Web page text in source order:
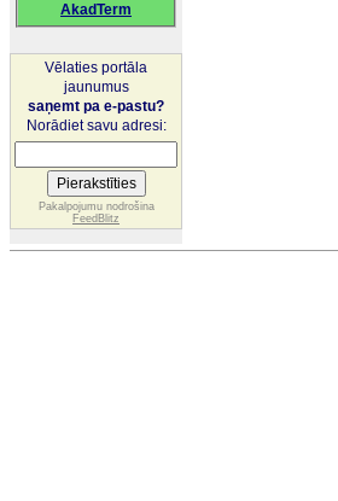
AkadTerm
Vēlaties portāla
jaunumus
saņemt pa e-pastu?
Norādiet savu adresi:
Pakalpojumu nodrošina
FeedBlitz